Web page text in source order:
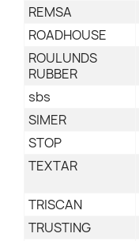
REMSA
ROADHOUSE
ROULUNDS
RUBBER
sbs
SIMER
STOP
TEXTAR
TRISCAN
TRUSTING